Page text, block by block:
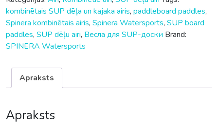
kombinētais SUP dēļa un kajaka airis, paddleboard paddles,
Spinera kombinētais airis, Spinera Watersports, SUP board
paddles, SUP dēļu airi, Весла для SUP-доски Brand:
SPINERA Watersports
Apraksts
Apraksts